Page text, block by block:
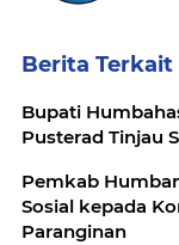
Berita Terkait
Bupati
Pusterad Tinjau
Pemkab
Sosial kepada
Paranginan